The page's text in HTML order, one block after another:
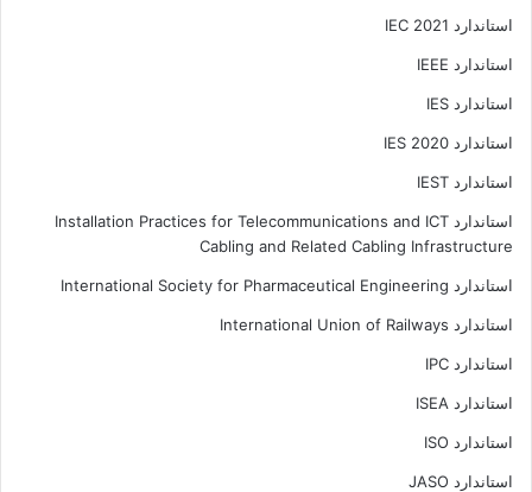
استاندارد IEC 2021
استاندارد IEEE
استاندارد IES
استاندارد IES 2020
استاندارد IEST
استاندارد Installation Practices for Telecommunications and ICT
Cabling and Related Cabling Infrastructure
استاندارد International Society for Pharmaceutical Engineering
استاندارد International Union of Railways
استاندارد IPC
استاندارد ISEA
استاندارد ISO
استاندارد JASO